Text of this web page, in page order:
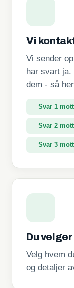
Vi
Vi sender
har svart ja.
dem - så
Svar 1
Svar 2
Svar 3
Du velger
Velg hvem
og detaljer